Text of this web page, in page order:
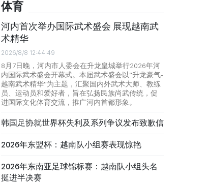
体育
河内首次举办国际武术盛会 展现越南武
术精华
2026/8/8 12:44:49
8月7日晚，河内市人委会在升龙皇城举行2026年河
内国际武术盛会开幕式。本届武术盛会以“升龙豪气-
越南武术精华”为主题，汇聚国内外武术大师、教练
员、运动员和爱好者，旨在弘扬民族尚武传统，促
进国际文化体育交流，推广河内首都形象。
韩国足协就世界杯失利及系列争议发布致歉信
2026年东盟杯：越南队小组赛表现惊艳
2026年东南亚足球锦标赛：越南队小组头名
挺进半决赛